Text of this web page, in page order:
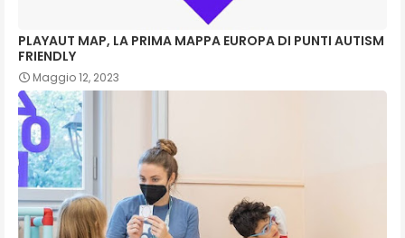
PLAYAUT MAP, LA PRIMA MAPPA EUROPA DI PUNTI AUTISM
FRIENDLY
Maggio 12, 2023